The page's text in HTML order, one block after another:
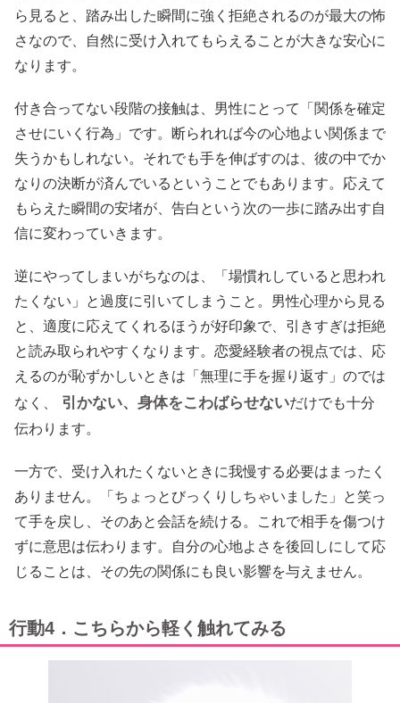
ら見ると、踏み出した瞬間に強く拒絶されるのが最大の怖
さなので、自然に受け入れてもらえることが大きな安心に
なります。
付き合ってない段階の接触は、男性にとって「関係を確定
させにいく行為」です。断られれば今の心地よい関係まで
失うかもしれない。それでも手を伸ばすのは、彼の中でか
なりの決断が済んでいるということでもあります。応えて
もらえた瞬間の安堵が、告白という次の一歩に踏み出す自
信に変わっていきます。
逆にやってしまいがちなのは、「場慣れしていると思われ
たくない」と過度に引いてしまうこと。男性心理から見る
と、適度に応えてくれるほうが好印象で、引きすぎは拒絶
と読み取られやすくなります。恋愛経験者の視点では、応
えるのが恥ずかしいときは「無理に手を握り返す」のでは
なく、
引かない、身体をこわばらせないだけでも十分
伝わります。
一方で、受け入れたくないときに我慢する必要はまったく
ありません。「ちょっとびっくりしちゃいました」と笑っ
て手を戻し、そのあと会話を続ける。これで相手を傷つけ
ずに意思は伝わります。自分の心地よさを後回しにして応
じることは、その先の関係にも良い影響を与えません。
行動4．こちらから軽く触れてみる